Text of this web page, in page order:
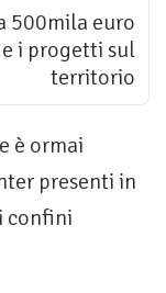
500mila euro
i progetti sul
territorio
è ormai
presenti in
confini